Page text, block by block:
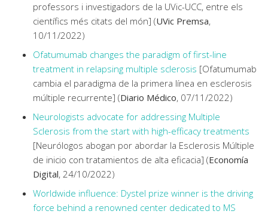
professors i investigadors de la UVic-UCC, entre els
científics més citats del món] (UVic Premsa,
10/11/2022)
Ofatumumab changes the paradigm of first-line
treatment in relapsing multiple sclerosis [Ofatumumab
cambia el paradigma de la primera línea en esclerosis
múltiple recurrente] (Diario Médico, 07/11/2022)
Neurologists advocate for addressing Multiple
Sclerosis from the start with high-efficacy treatments
[Neurólogos abogan por abordar la Esclerosis Múltiple
de inicio con tratamientos de alta eficacia] (Economía
Digital, 24/10/2022)
Worldwide influence: Dystel prize winner is the driving
force behind a renowned center dedicated to MS